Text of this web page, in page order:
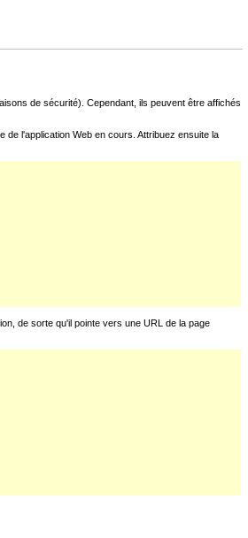
de sécurité). Cependant, ils peuvent être affichés
l'application Web en cours. Attribuez ensuite la
de sorte qu'il pointe vers une URL de la page